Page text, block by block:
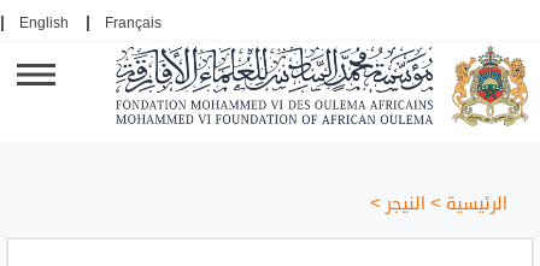
Français
English
الرئيسية > النيجر >